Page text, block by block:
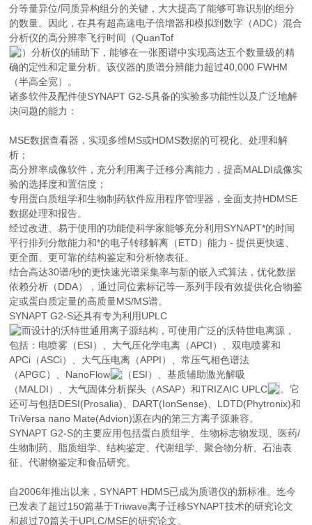
分等量异位/同质异构组分的关键，大大提高了能够可靠识别的组分
的数量。因此，在具有超高速电子倍增器和模拟到数字（ADC）混合
分析仪的高分辨率飞行时间（QuanTof
）分析仪的辅助下，能够在一张图谱中实现高达五个数量级的精
确的定性和定量分析。该仪器的质谱分辨能力超过40,000 FWHM
（半高全宽）。
诸多软件及配件使SYNAPT G2-S具备的实验多功能性以及广泛地解
决问题的能力：
MSE数据查看器，实现多维MS或HDMS数据的可视化、处理和解
析；
高分辨率成像软件，充分利用离子迁移分离能力，提高MALDI成像实
验的选择度和置信度；
专用蛋白质组学和生物制药软件应用程序管理器，全面支持HDMSE
数据处理和报告。
经过改进、易于使用的功能使科学家能够充分利用SYNAPT*的时间
平行排列分散能力和*的电子转移解离（ETD）能力 - 提供更快速、
更全面、更可靠的结构鉴定和分析物表征。
结合高达30谱/秒的更快速光谱采集率与新的嵌入式算法，优化数据
依赖分析（DDA），通过同位素标记等一系列手段有效提供化合物鉴
定或蛋白质定量的高质量MS/MS谱。
SYNAPT G2-S还具有专为利用UPLC
而设计的沃特世通用离子源结构，可使用广泛的沃特世电离源，
包括：电喷雾（ESI）、大气压化学电离（APCI）、双电喷雾和
APCi（ASCi）、大气压电离（APPI）、常压气相色谱法
（APGC）、NanoFlow
（ESI）、基质辅助激光解吸
（MALDI）、大气固体分析探头（ASAP）和TRIZAIC UPLC
。它
还可与包括DESI(Prosalia)、DART(IonSense)、LDTD(Phytronix)和
TriVersa nano Mate(Advion)源在内的第三方离子源兼容。
SYNAPT G2-S的主要应用包括蛋白质组学、生物标志物发现、医药/
生物制药、脂质组学、结构鉴定、代谢组学、聚合物分析、石油表
征、代谢物鉴定和食品研究。
自2006年推出以来，SYNAPT HDMS已成为质谱仪的新标准。迄今
已发表了超过150篇基于Triwave离子迁移SYNAPT技术的研究论文
和超过70篇关于UPLC/MSE的研究论文。